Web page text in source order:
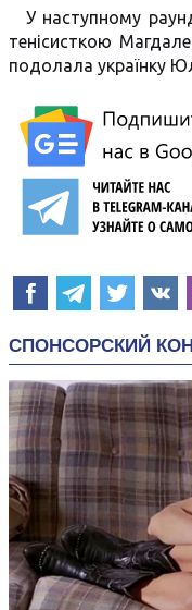
У наступному
тенісисткою
подолала українку